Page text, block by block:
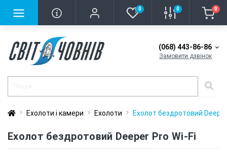
0 0 0
(068) 443-86-86
Замовити дзвінок
Ехолоти і камери Ехолоти Еxолот бездротовий
Еxолот бездротовий Deeper Pro Wi-Fi